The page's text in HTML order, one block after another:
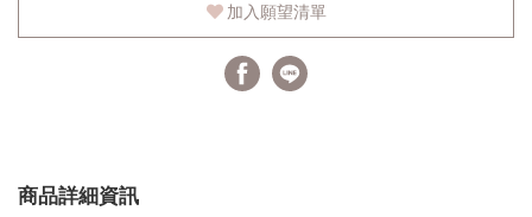
加入願望清單
商品詳細資訊